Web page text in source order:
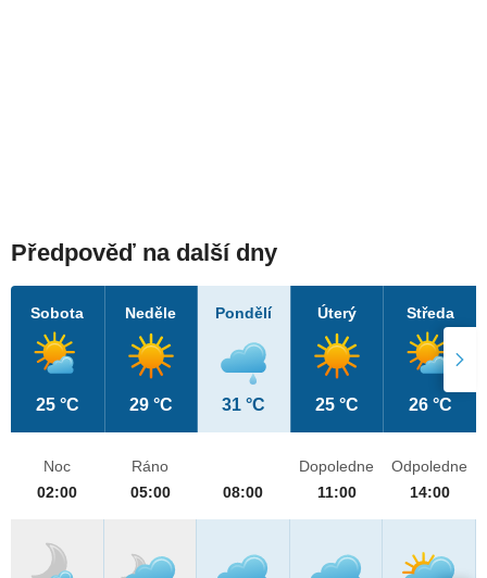
Předpověď na další dny
Sobota
25 °C
Neděle
29 °C
Pondělí
31 °C
Úterý
25 °C
Středa
26 °C
Noc
02:00
Ráno
05:00
08:00
Dopoledne
11:00
Odpoledne
14:00